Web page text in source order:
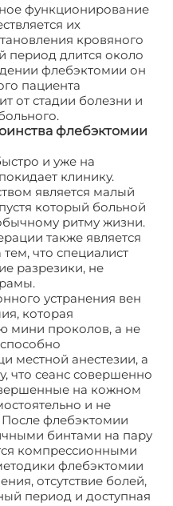
функционирование
их
кровяного
период длится около
флебэктомии он
пациента
от стадии болезни и
флебэктомии
и уже на
клинику.
является малый
который больной
ритму жизни.
также является
что специалист
разрезики, не
устранения вен
которая
мини проколов, а не
местной анестезии, а
что сеанс совершенно
на кожном
и не
флебэктомии
бинтами на пару
компрессионными
флебэктомии
отсутствие болей,
период и доступная